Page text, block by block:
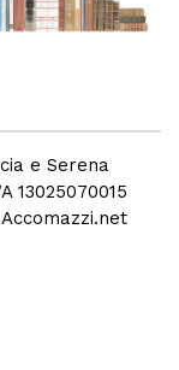
e Serena
13025070015
Accomazzi.net